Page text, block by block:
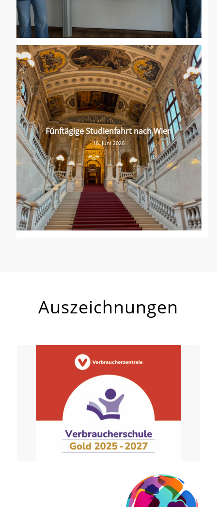
Fünftägige Studienfahrt nach Wien
18. Juni 2026
Auszeichnungen